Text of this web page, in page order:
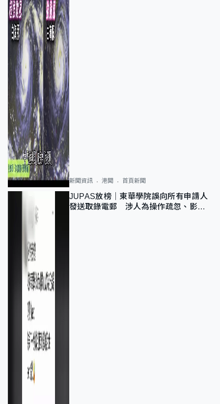
新聞資訊 港聞 首頁新聞
JUPAS放榜｜東華學院誤向所有申請人
發送取錄電郵 涉人為操作疏忽、影響